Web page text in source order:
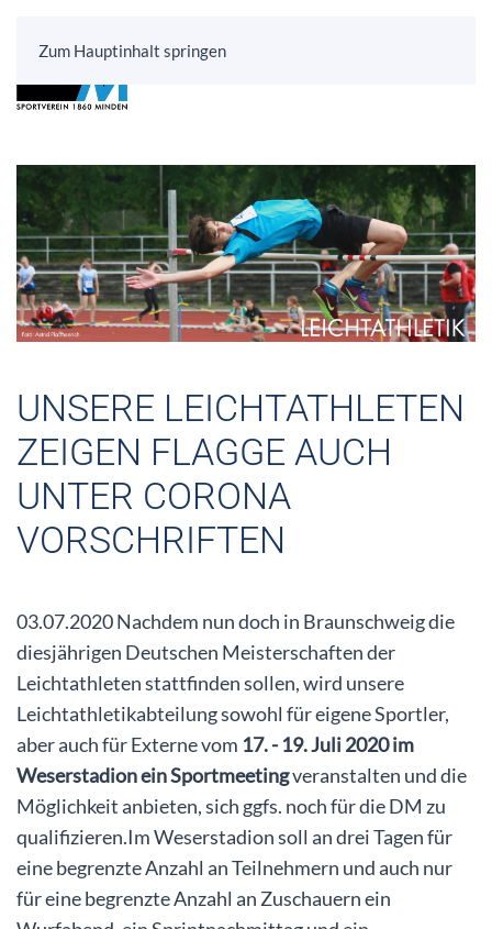
Zum Hauptinhalt springen
UNSERE LEICHTATHLETEN
ZEIGEN FLAGGE AUCH
UNTER CORONA
VORSCHRIFTEN
03.07.2020 Nachdem nun doch in Braunschweig die
diesjährigen Deutschen Meisterschaften der
Leichtathleten stattfinden sollen, wird unsere
Leichtathletikabteilung sowohl für eigene Sportler,
aber auch für Externe vom 17. - 19. Juli 2020 im
Weserstadion ein Sportmeetingveranstalten und die
Möglichkeit anbieten, sich ggfs. noch für die DM zu
qualifizieren.Im Weserstadion soll an drei Tagen für
eine begrenzte Anzahl an Teilnehmern und auch nur
für eine begrenzte Anzahl an Zuschauern ein